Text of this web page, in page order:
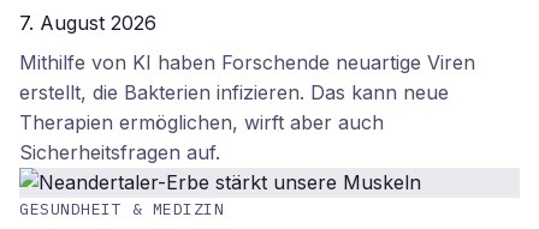
7. August 2026
Mithilfe von KI haben Forschende neuartige Viren
erstellt, die Bakterien infizieren. Das kann neue
Therapien ermöglichen, wirft aber auch
Sicherheitsfragen auf.
GESUNDHEIT & MEDIZIN